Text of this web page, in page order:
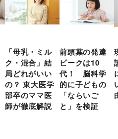
「母乳・ミル
ク・混合」結
局どれがいい
の？ 東大医学
部卒のママ医
師が徹底解説
前頭葉の発達
ピークは10
代！ 脳科学
的に子どもの
「ならいご
と」を検証